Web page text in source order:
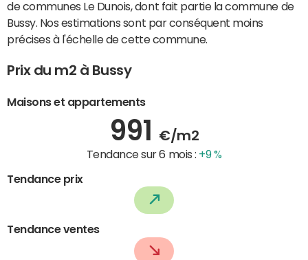
de communes Le Dunois, dont fait partie la commune de
Bussy. Nos estimations sont par conséquent moins
précises à l'échelle de cette commune.
Prix du m2 à Bussy
Maisons et appartements
991 €/m2
Tendance sur 6 mois : +9 %
Tendance prix
Tendance ventes